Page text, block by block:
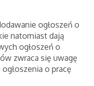
ogłoszeń o
natomiast dają
ogłoszeń o
zwraca się uwagę
o pracę